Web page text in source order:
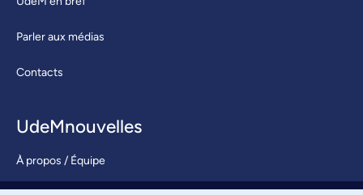
Parler aux médias
Contacts
UdeMnouvelles
À propos / Équipe